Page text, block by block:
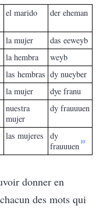
el marido der eheman
la mujer
das eeweyb
la hembra
weyb
las hembras dy nueyber
la mujer
dye franu
nuestra
mujer
dy frauuuen
las mujeres
dy
frauuuen 10
donner en
des mots qui